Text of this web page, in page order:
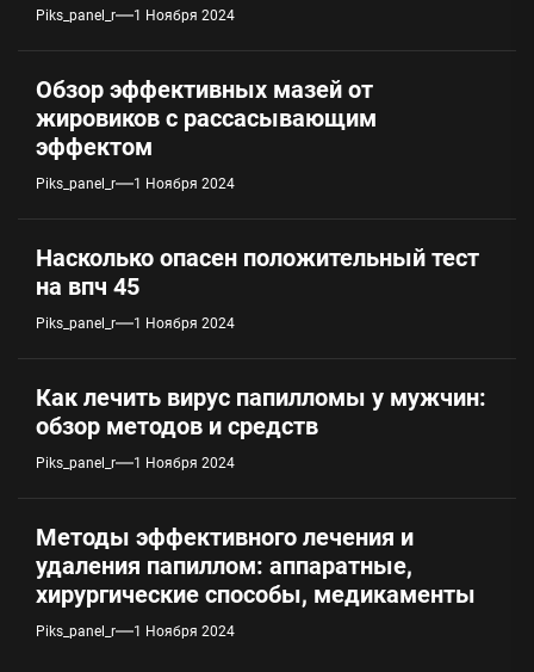
Piks_panel_r 1 Ноября 2024
Обзор эффективных мазей от
жировиков с рассасывающим
эффектом
Piks_panel_r 1 Ноября 2024
Насколько опасен положительный тест
на впч 45
Piks_panel_r 1 Ноября 2024
Как лечить вирус папилломы у мужчин:
обзор методов и средств
Piks_panel_r 1 Ноября 2024
Методы эффективного лечения и
удаления папиллом: аппаратные,
хирургические способы, медикаменты
Piks_panel_r 1 Ноября 2024